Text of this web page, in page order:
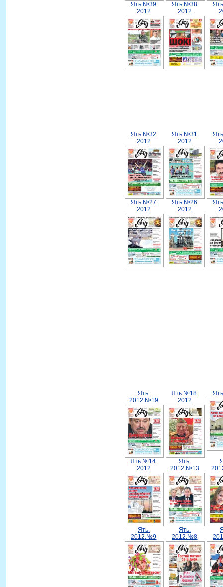
Ять №39
2012
Ять №38
2012
Ять №32
2012
Ять №31
2012
Ять №27
2012
Ять №26
2012
Ять.
2012.№19
Ять №18.
2012
Ять №14.
2012
Ять.
2012.№13
Ять.
2012.№9
Ять.
2012.№8